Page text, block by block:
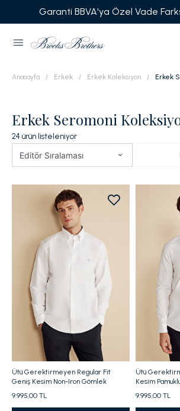
Garanti BBVA'ya Özel Vade
Anasayfa Erkek Erkek Koleksiyon Erkek
Erkek Seromoni
24 ürün listeleniyor
Editör Sıralaması
Ütü Gerektirmeyen Regular Fit
Geniş Kesim Non-Iron Gömlek
9.995,00 TL
Ütü
Kesim
9.995,00 TL